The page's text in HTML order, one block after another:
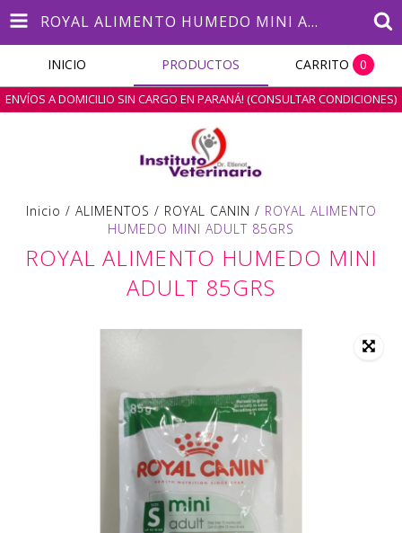
ROYAL ALIMENTO HUMEDO MINI ADULT 85GRS
INICIO PRODUCTOS CARRITO 0
ENVÍOS A DOMICILIO SIN CARGO EN PARANÁ! (CONSULTAR CONDICIONES)
Inicio / ALIMENTOS / ROYAL CANIN / ROYAL ALIMENTO
HUMEDO MINI ADULT 85GRS
ROYAL ALIMENTO HUMEDO MINI
ADULT 85GRS